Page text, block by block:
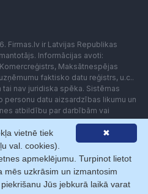
Firmas.lv ir Latvijas Republikas
Informācijas avoti:
Maksātnespējas
faktisko datu reģistrs, u.c..
nav juridiska spēka. Sistēmas
datu aizsardzības likumu un
atbildību par darbībām vai
pakalpojumu. Lietotājam aizliegts
sistēmas vai iekārtas (robotus)
saskaņošanas ar Firmas.lv. Galvenā
Norēķini ar
✖
vietnē tiek
val. cookies).
apmeklējumu. Turpinot lietot
mēs uzkrāsim un izmantosim
Jūs jebkurā laikā varat